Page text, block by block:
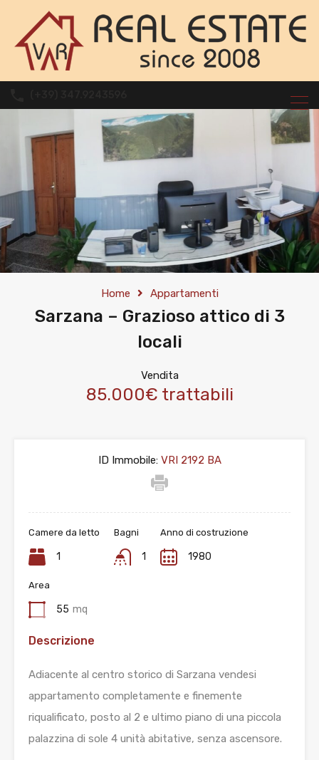
Home Appartamenti
Sarzana – Grazioso attico di 3
locali
Vendita
85.000€ trattabili
ID Immobile:VRI 2192 BA
Camere da letto
1
Bagni
1
Anno di costruzione
1980
Area
55 mq
Descrizione
Adiacente al centro storico di Sarzana vendesi
appartamento completamente e finemente
riqualificato, posto al 2 e ultimo piano di una piccola
palazzina di sole 4 unità abitative, senza ascensore.